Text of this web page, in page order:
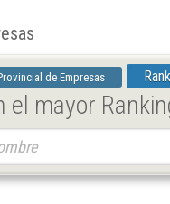
de Empresas
mayor